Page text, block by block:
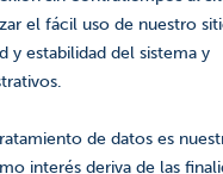
el fácil uso de nuestro
y estabilidad del sistema y
de datos es
interés deriva de las